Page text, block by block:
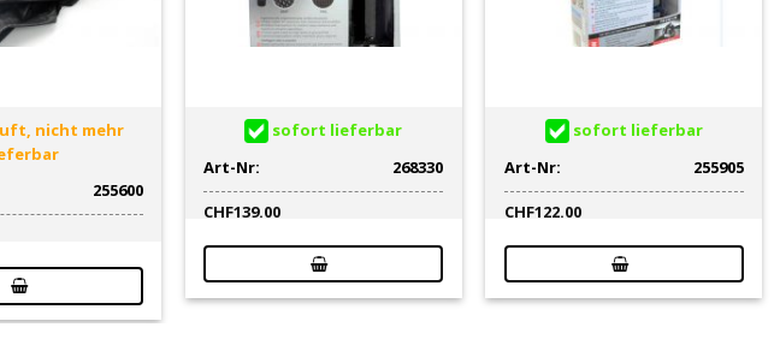
nicht mehr
255600
sofort lieferbar
Art-Nr:
268330
CHF139.00
sofort lieferbar
Art-Nr:
255905
CHF122.00